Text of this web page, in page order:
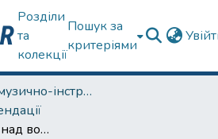
Розділи
та
колекції
Пошук за
критеріями
Кафедра музично-інструментальної підготовки вчителя
Методика роботи над вокальними творами (на прикладі пісень Ірини Кириліної)